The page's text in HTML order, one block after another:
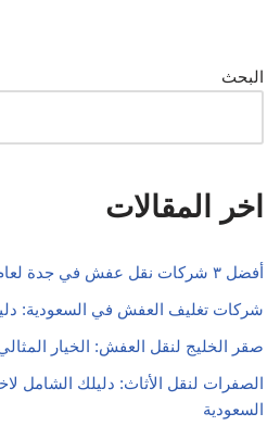
البحث
اخر المقالات
أفضل ٣ شركات نقل عفش في جدة لعام ٢٠٢٥ م
شركات تغليف العفش في السعودية:
صقر الخليج لنقل العفش: الخيار
الصفرات لنقل الأثاث: دليلك الشامل
السعودية